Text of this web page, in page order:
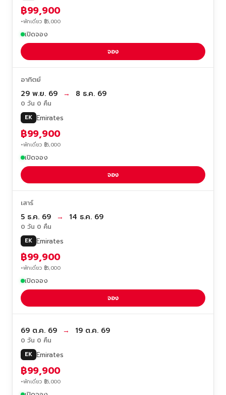
฿99,900
+พักเดี่ยว ฿5,000
เปิดจอง
จอง
อาทิตย์
29 พ.ย. 69 → 8 ธ.ค. 69
0 วัน 0 คืน
EK Emirates
฿99,900
+พักเดี่ยว ฿5,000
เปิดจอง
จอง
เสาร์
5 ธ.ค. 69 → 14 ธ.ค. 69
0 วัน 0 คืน
EK Emirates
฿99,900
+พักเดี่ยว ฿5,000
เปิดจอง
จอง
69 ต.ค. 69 → 19 ต.ค. 69
0 วัน 0 คืน
EK Emirates
฿99,900
+พักเดี่ยว ฿5,000